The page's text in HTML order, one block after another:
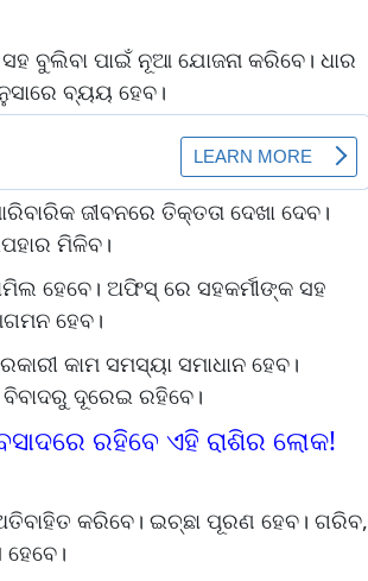
ବୁଲିବା ପାଇଁ ନୂଆ ଯୋଜନା କରିବେ। ଧାର
ବ୍ୟୟ ହେବ।
ଜୀବନରେ ତିକ୍ତତା ଦେଖା ଦେବ।
ମିଳିବ।
ହେବେ। ଅଫିସ୍ ରେ ସହକର୍ମୀଙ୍କ ସହ
ହେବ।
କାମ ସମସ୍ୟା ସମାଧାନ ହେବ।
ଦୂରେଇ ରହିବେ।
ରହିବେ ଏହି ରାଶିର ଲୋକ!
କରିବେ। ଇଚ୍ଛା ପୂରଣ ହେବ। ଗରିବ,